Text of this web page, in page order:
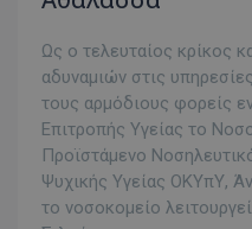
Ως ο τελευταίος κρίκος
αδυναμιών στις
τους αρμόδιους φορείς
Επιτροπής Υγείας το
Προϊστάμενο
Ψυχικής Υγείας ΟΚΥπΥ,
το νοσοκομείο